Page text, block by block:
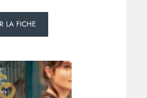
LA FICHE